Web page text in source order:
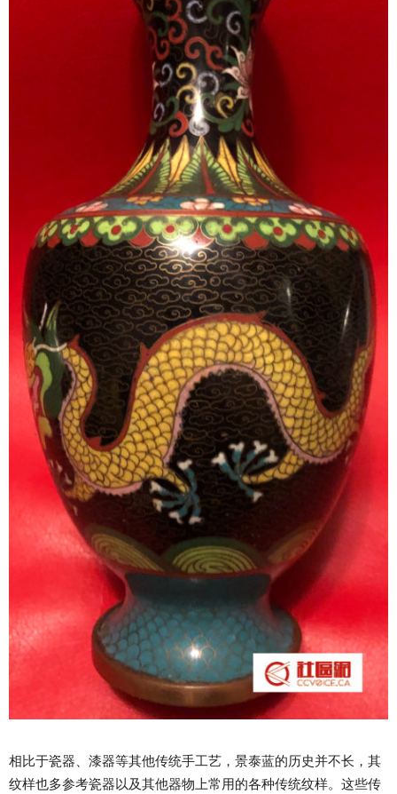
相比于瓷器、漆器等其他传统手工艺，景泰蓝的历史并不长，其
纹样也多参考瓷器以及其他器物上常用的各种传统纹样。这些传